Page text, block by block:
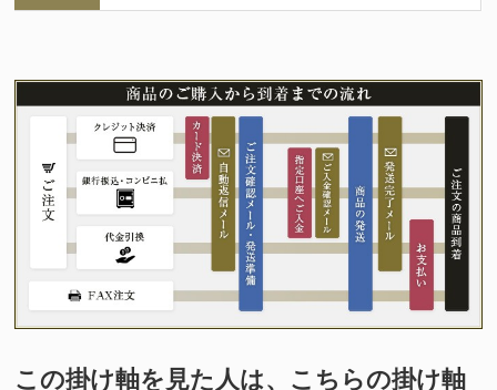
この掛け軸を見た人は、こちらの掛け軸